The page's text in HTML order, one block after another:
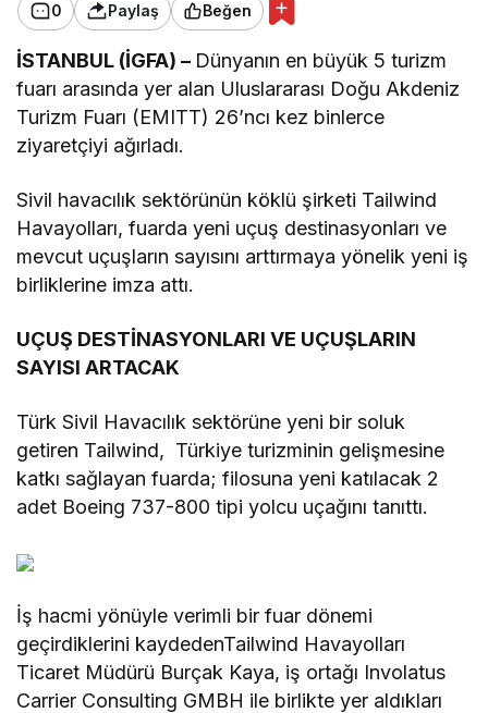
0 Paylaş Beğen
İSTANBUL (İGFA) – Dünyanın en büyük 5 turizm
fuarı arasında yer alan Uluslararası Doğu Akdeniz
Turizm Fuarı (EMITT) 26’ncı kez binlerce
ziyaretçiyi ağırladı.
Sivil havacılık sektörünün köklü şirketi Tailwind
Havayolları, fuarda yeni uçuş destinasyonları ve
mevcut uçuşların sayısını arttırmaya yönelik yeni iş
birliklerine imza attı.
UÇUŞ DESTİNASYONLARI VE UÇUŞLARIN
SAYISI ARTACAK
Türk Sivil Havacılık sektörüne yeni bir soluk
getiren Tailwind, Türkiye turizminin gelişmesine
katkı sağlayan fuarda; filosuna yeni katılacak 2
adet Boeing 737-800 tipi yolcu uçağını tanıttı.
İş hacmi yönüyle verimli bir fuar dönemi
geçirdiklerini kaydedenTailwind Havayolları
Ticaret Müdürü Burçak Kaya, iş ortağı Involatus
Carrier Consulting GMBH ile birlikte yer aldıkları